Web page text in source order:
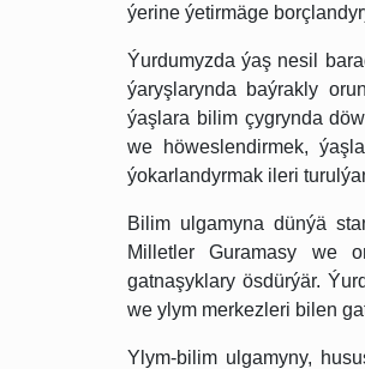
ýerine ýetirmäge
Ýurdumyzda ýaş nesil
ýaryşlarynda baýrakly
ýaşlara bilim çygrynda
we höweslendirmek,
ýokarlandyrmak ileri
Bilim ulgamyna dünýä
Milletler Guramasy we
gatnaşyklary ösdürýär.
we ylym merkezleri bilen
Ylym-bilim ulgamyny,